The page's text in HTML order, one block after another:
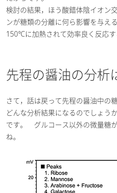
検討の結果，ほう酸錯体陰イオン
ンが糖類の分離に何ら影響を与え
150℃に加熱されて効率良く反応す
先程の醤油の分析
さて，話は戻って先程の醤油中の
どんな分析結果になるのでしょ
です。 グルコース以外の微量糖
ね。